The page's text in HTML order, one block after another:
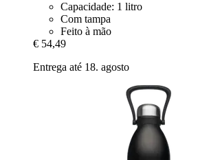
Capacidade: 1 litro
Com tampa
Feito à mão
€ 54,49
Entrega até 18. agosto